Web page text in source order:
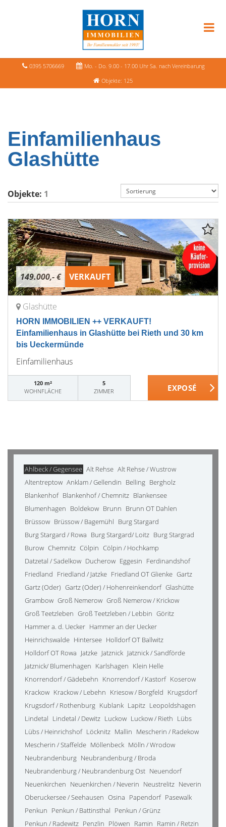
0395 5706669
Mo. - Do. 9.00 - 17.00 Uhr Sa. nach Vereinbarung
Objekte: 125
Einfamilienhaus
Glashütte
Objekte: 1
149.000,- € VERKAUFT
Glashütte
HORN IMMOBILIEN ++ VERKAUFT!
Einfamilienhaus in Glashütte bei Rieth und 30 km
bis Ueckermünde
Einfamilienhaus
120 m²
WOHNFLÄCHE
5
ZIMMER
Ahlbeck / Gegensee Alt Rehse Alt Rehse / Wustrow
Altentreptow Anklam / Gellendin Belling Bergholz
Blankenhof Blankenhof / Chemnitz Blankensee
Blumenhagen Boldekow Brunn Brunn OT Dahlen
Brüssow Brüssow / Bagemühl Burg Stargard
Burg Stargard / Rowa Burg Stargard/ Loitz Burg Stargrad
Burow Chemnitz Cölpin Cölpin / Hochkamp
Datzetal / Sadelkow Ducherow Eggesin Ferdinandshof
Friedland Friedland / Jatzke Friedland OT Glienke Gartz
Gartz (Oder) Gartz (Oder) / Hohenreinkendorf Glashütte
Grambow Groß Nemerow Groß Nemerow / Krickow
Groß Teetzleben Groß Teetzleben / Lebbin Göritz
Hammer a. d. Uecker Hammer an der Uecker
Heinrichswalde Hintersee Holldorf OT Ballwitz
Holldorf OT Rowa Jatzke Jatznick Jatznick / Sandförde
Jatznick/ Blumenhagen Karlshagen Klein Helle
Knorrendorf / Gädebehn Knorrendorf / Kastorf Koserow
Krackow Krackow / Lebehn Kriesow / Borgfeld Krugsdorf
Krugsdorf / Rothenburg Kublank Lapitz Leopoldshagen
Lindetal Lindetal / Dewitz Luckow Luckow / Rieth Lübs
Lübs / Heinrichshof Löcknitz Mallin Mescherin / Radekow
Mescherin / Staffelde Möllenbeck Mölln / Wrodow
Neubrandenburg Neubrandenburg / Broda
Neubrandenburg / Neubrandenburg Ost Neuendorf
Neuenkirchen Neuenkirchen / Neverin Neustrelitz Neverin
Oberuckersee / Seehausen Osina Papendorf Pasewalk
Penkun Penkun / Battinsthal Penkun / Grünz
Penkun / Radewitz Penzlin Plöwen Ramin Ramin / Retzin